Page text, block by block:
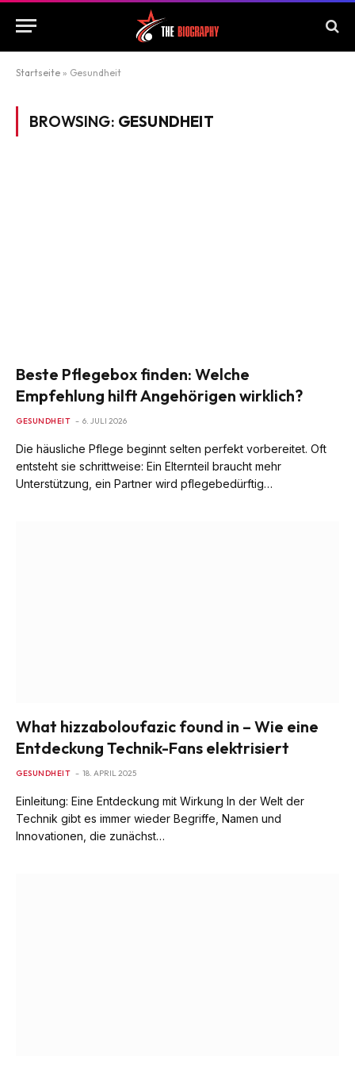
Startseite » Gesundheit
BROWSING: GESUNDHEIT
Beste Pflegebox finden: Welche
Empfehlung hilft Angehörigen wirklich?
GESUNDHEIT 6. JULI 2026
Die häusliche Pflege beginnt selten perfekt vorbereitet. Oft
entsteht sie schrittweise: Ein Elternteil braucht mehr
Unterstützung, ein Partner wird pflegebedürftig…
What hizzaboloufazic found in – Wie eine
Entdeckung Technik-Fans elektrisiert
GESUNDHEIT 18. APRIL 2025
Einleitung: Eine Entdeckung mit Wirkung In der Welt der
Technik gibt es immer wieder Begriffe, Namen und
Innovationen, die zunächst…